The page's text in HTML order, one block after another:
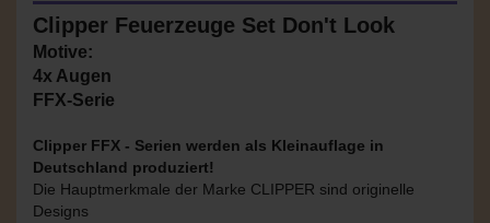
Clipper Feuerzeuge Set Don't Look
Motive:
4x Augen
FFX-Serie
Clipper FFX - Serien werden als Kleinauflage in
Deutschland produziert!
Die Hauptmerkmale der Marke CLIPPER sind originelle
Designs